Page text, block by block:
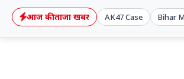
आज की ताजा खबर AK47 Case Bihar